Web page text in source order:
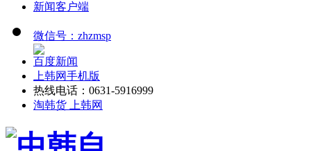
新闻客户端
微信号：zhzmsp
百度新闻
上韩网手机版
热线电话：0631-5916999
淘韩货 上韩网